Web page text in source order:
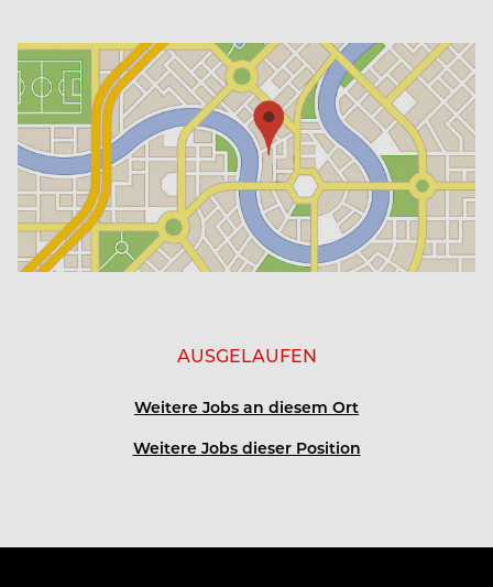
AUSGELAUFEN
Weitere Jobs an diesem Ort
Weitere Jobs dieser Position